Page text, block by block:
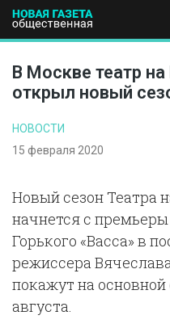
ПОЛИТИКА
В Москве театр
открыл новый
НОВОСТИ
15 февраля 2020
Новый сезон Театра
начнется с
Горького «Васса» в
режиссера
покажут на основной
августа.